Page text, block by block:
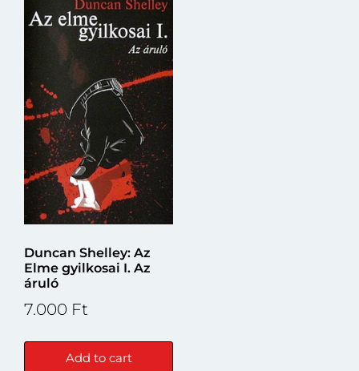
Duncan Shelley: Az
Elme gyilkosai I. Az
áruló
7.000 Ft
Add to cart